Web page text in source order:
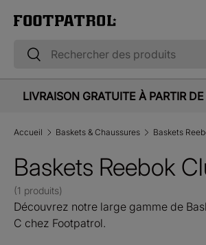
Aller au contenu
Recherche
Rechercher
LIVRAISON GRATUITE À PARTIR
Accueil Baskets & Chaussures Baskets
Baskets Reebok
(1 produits)
Découvrez notre large gamme de
C chez Footpatrol.